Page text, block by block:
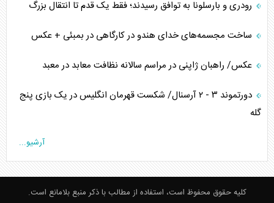
رودری و بارسلونا به توافق رسیدند؛ فقط یک قدم تا انتقال بزرگ
ساخت مجسمه‌های خدای هندو در کارگاهی در بمبئی + عکس
عکس/ راهبان ژاپنی در مراسم سالانه نظافت معابد در معبد
دورتموند ۳ - ۲ آرسنال/ شکست قهرمان انگلیس در یک بازی پنج
گله
آرشیو...
کلیه حقوق محفوظ است، استفاده از مطالب با ذکر منبع بلامانع است.